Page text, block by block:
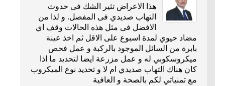
هذا الاعراض تثير الشك فى حدوث
التهاب صديدي فى المفصل. و لذا من
الافضل فى مثل هذه الحالات وقف اي
مضاد حيوي لمدة اسبوع على الاقل ثم اخذ عينة
بابرة من السائل الموجود بالركبة و عمل فحص
ميكروسكوبي له و عمل مزرعة ايضا لتحديد ما اذا
كان هناك التهاب صديدي ام لا و تحديد نوع الميكروب
مع تمنياتي لكم بالصحة و العافية